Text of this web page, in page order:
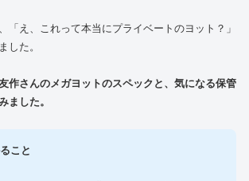
「え、これって本当にプライベートのヨット？」
した。
作さんのメガヨットのスペックと、気になる保管
ました。
こと